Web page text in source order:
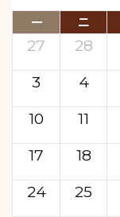
一 二
27 28
3
4
10
11
17
18
24
25